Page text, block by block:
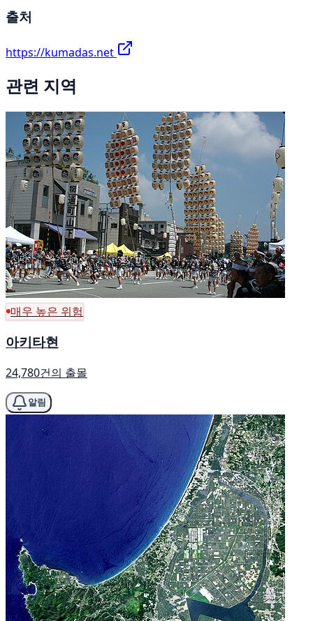
출처
https://kumadas.net
관련 지역
매우 높은 위험
아키타현
24,780건의 출몰
알림